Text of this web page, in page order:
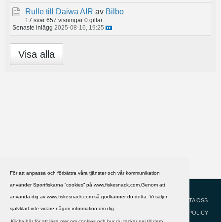
För att anpassa och förbättra våra tjänster och vår kommunikation
använder Sportfiskarna ”cookies” på www.fiskesnack.com.Genom att
använda dig av www.fiskesnack.com så godkänner du detta. Vi säljer
självklart inte vidare någon information om dig.
Rulle till Daiwa AIR av Bilbo
17 svar 657 visningar 0 gillar
Senaste inlägg 2025-08-16, 19:25
Visa alla
HJÄLP
KONTAKTA OSS
COOKIEPOLICY